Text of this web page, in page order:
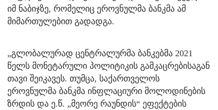
იმ ნაბიჯზე, რომელიც ეროვნულმა ბანკმა ამ
მიმართულებით გადადგა.
„გლობალურად ცენტრალურმა ბანკებმა 2021
წელს მონეტარული პოლიტიკის გამკაცრებისაგან
თავი შეიკავეს. თუმცა, საქართველოს
ეროვნულმა ბანკმა ინფლაციური მოლოდინების
ზრდის და ე.წ. „მეორე რაუნდის“ ეფექტების